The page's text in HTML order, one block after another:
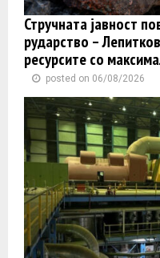
Стручната јавност
рударство –
ресурсите со
posted on 06/08/2026